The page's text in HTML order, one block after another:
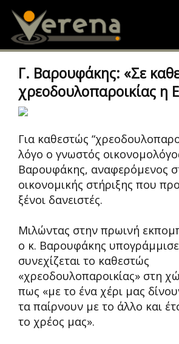
content
Γ. Βαρουφάκης: «Σε
χρεοδουλοπαροικίας η
Για καθεστώς
λόγο ο γνωστός
Βαρουφάκης, αναφερόμενος
οικονομικής στήριξης που
ξένοι δανειστές.
Μιλώντας στην πρωινή
ο κ. Βαρουφάκης υπογράμμισε
συνεχίζεται το καθεστώς
«χρεοδουλοπαροικίας» στη
πως «με το ένα χέρι μας
τα παίρνουν με το άλλο και
το χρέος μας».